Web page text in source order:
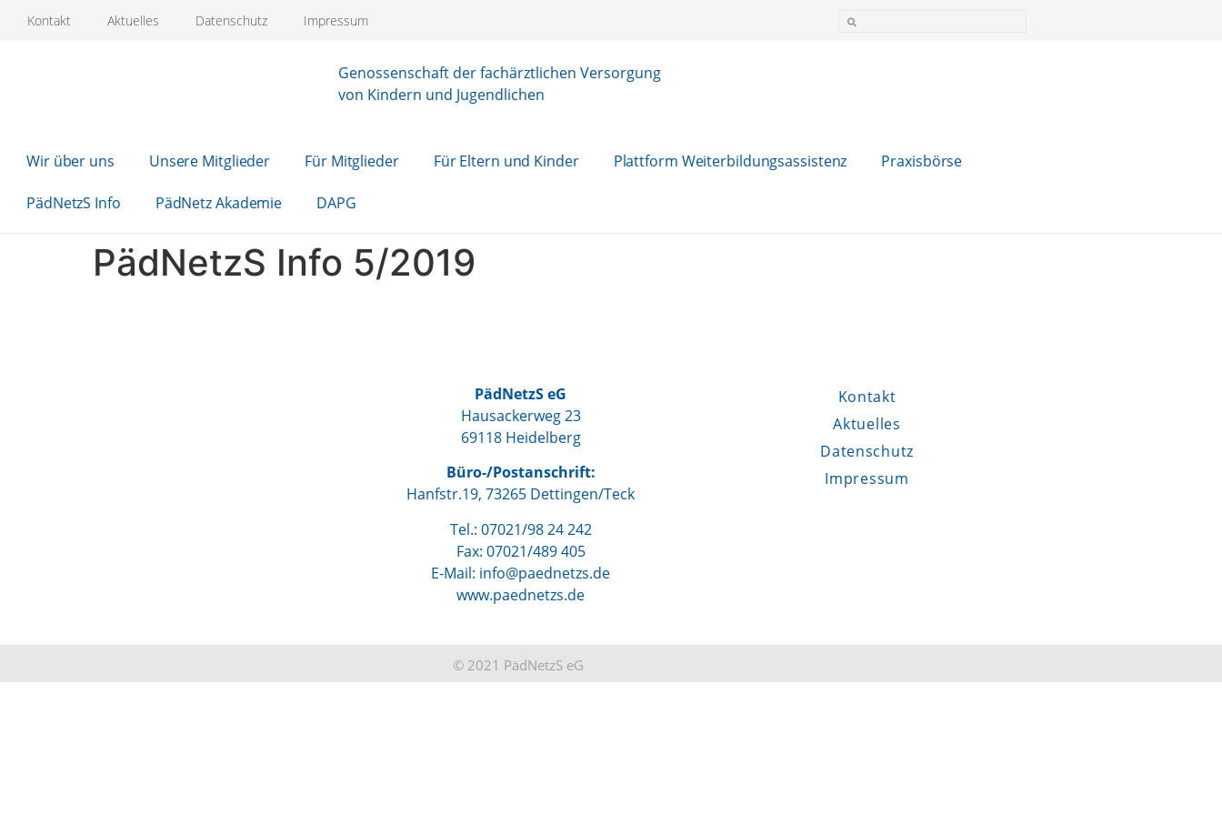
Kontakt Aktuelles Datenschutz Impressum
Genossenschaft der fachärztlichen Versorgung
von Kindern und Jugendlichen
Wir über uns Unsere Mitglieder Für Mitglieder Für Eltern und Kinder Plattform Weiterbildungsassistenz Praxisbörse
PädNetzS Info PädNetz Akademie DAPG
PädNetzS Info 5/2019
PädNetzS eG
Hausackerweg 23
69118 Heidelberg
Büro-/Postanschrift:
Hanfstr.19, 73265 Dettingen/Teck
Tel.: 07021/98 24 242
Fax: 07021/489 405
E-Mail: info@paednetzs.de
www.paednetzs.de
Kontakt
Aktuelles
Datenschutz
Impressum
© 2021 PädNetzS eG